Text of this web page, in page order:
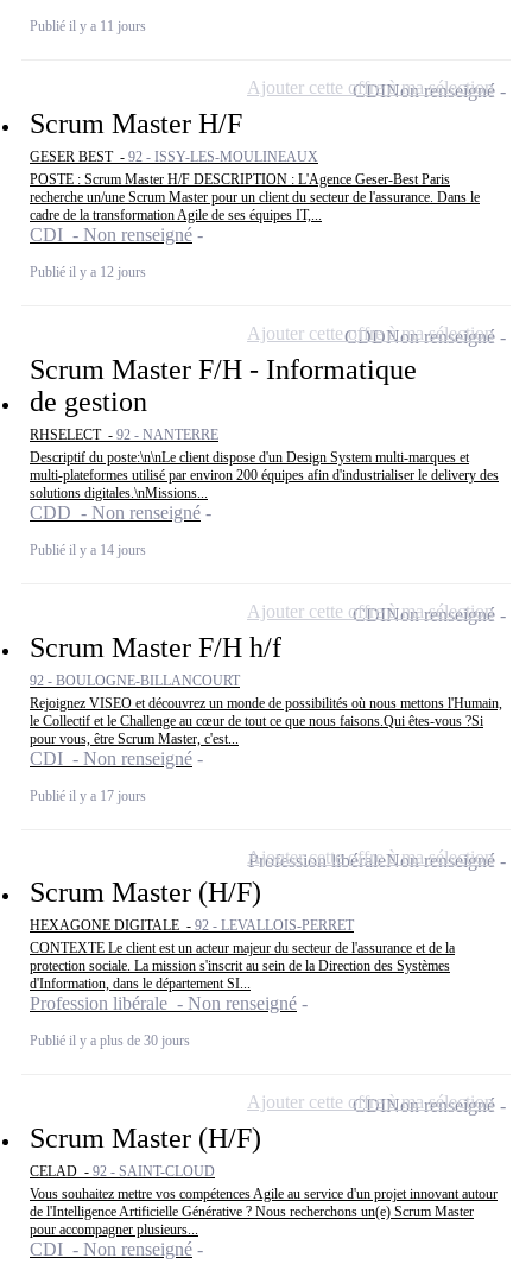
Publié il y a 11 jours
Scrum Master H/F
GESER BEST - 92 - ISSY-LES-MOULINEAUX
POSTE : Scrum Master H/F DESCRIPTION : L'Agence Geser-Best Paris
recherche un/une Scrum Master pour un client du secteur de l'assurance. Dans le
cadre de la transformation Agile de ses équipes IT,...
CDI - Non renseigné
Publié il y a 12 jours
CDINon renseigné
Ajouter cette offre à ma sélection
Scrum Master F/H - Informatique
de gestion
RHSELECT - 92 - NANTERRE
Descriptif du poste:\n\nLe client dispose d'un Design System multi-marques et
multi-plateformes utilisé par environ 200 équipes afin d'industrialiser le delivery des
solutions digitales.\nMissions...
CDD - Non renseigné
Publié il y a 14 jours
CDDNon renseigné
Ajouter cette offre à ma sélection
Scrum Master F/H h/f
92 - BOULOGNE-BILLANCOURT
Rejoignez VISEO et découvrez un monde de possibilités où nous mettons l'Humain,
le Collectif et le Challenge au cœur de tout ce que nous faisons.Qui êtes-vous ?Si
pour vous, être Scrum Master, c'est...
CDI - Non renseigné
Publié il y a 17 jours
CDINon renseigné
Ajouter cette offre à ma sélection
Scrum Master (H/F)
HEXAGONE DIGITALE - 92 - LEVALLOIS-PERRET
CONTEXTE Le client est un acteur majeur du secteur de l'assurance et de la
protection sociale. La mission s'inscrit au sein de la Direction des Systèmes
d'Information, dans le département SI...
Profession libérale - Non renseigné
Publié il y a plus de 30 jours
Profession libéraleNon renseigné
Ajouter cette offre à ma sélection
Scrum Master (H/F)
CELAD - 92 - SAINT-CLOUD
Vous souhaitez mettre vos compétences Agile au service d'un projet innovant autour
de l'Intelligence Artificielle Générative ? Nous recherchons un(e) Scrum Master
pour accompagner plusieurs...
CDI - Non renseigné
CDINon renseigné
Ajouter cette offre à ma sélection